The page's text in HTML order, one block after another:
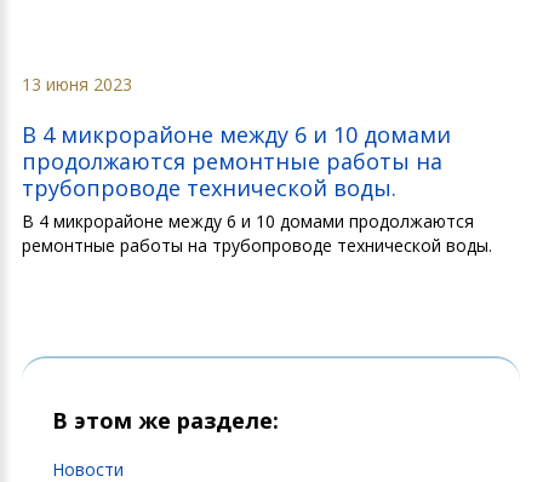
13 июня 2023
В 4 микрорайоне между 6 и 10 домами
продолжаются ремонтные работы на
трубопроводе технической воды.
В 4 микрорайоне между 6 и 10 домами продолжаются
ремонтные работы на трубопроводе технической воды.
В этом же разделе:
Новости